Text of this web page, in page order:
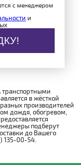
с менеджером
и
транспортными
в жёсткой
производителей
дождя, обогревом,
подберут
до Вашего
135-00-54.